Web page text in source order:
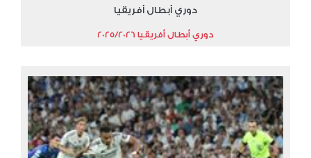
دوري أبطال أفريقيا
دوري أبطال أفريقيا 2025/2026